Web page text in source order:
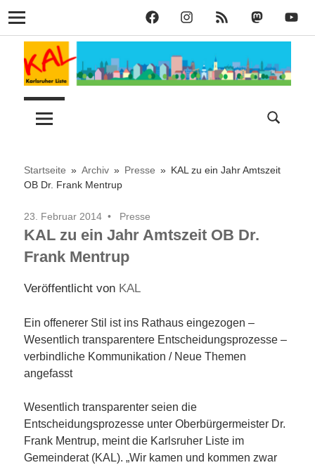
KAL
auf
Facebook
KAL
auf
Instagram
KAL
RSS
KAL
bei
KAL
auf
Navigation
Zum
Inhalt
springen
Karlsruher
–
KAL
Stadt
Startseite Archiv Presse
KAL zu ein Jahr Amtszeit
OB Dr. Frank Mentrup
23. Februar 2014 Presse
KAL zu ein Jahr Amtszeit OB Dr.
Frank Mentrup
Veröffentlicht von KAL
Ein offenerer Stil ist ins Rathaus eingezogen –
Wesentlich transparentere Entscheidungsprozesse –
verbindliche Kommunikation / Neue Themen
angefasst
Wesentlich transparenter seien die
Entscheidungsprozesse unter Oberbürgermeister Dr.
Frank Mentrup, meint die Karlsruher Liste im
Gemeinderat (KAL). „Wir kamen und kommen zwar